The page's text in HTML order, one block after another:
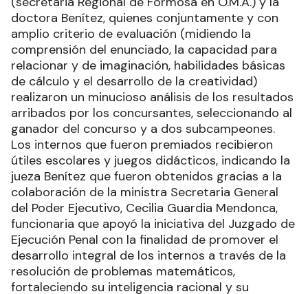
doctora Benítez, quienes conjuntamente y con
amplio criterio de evaluación (midiendo la
comprensión del enunciado, la capacidad para
relacionar y de imaginación, habilidades básicas
de cálculo y el desarrollo de la creatividad)
realizaron un minucioso análisis de los resultados
arribados por los concursantes, seleccionando al
ganador del concurso y a dos subcampeones.
Los internos que fueron premiados recibieron
útiles escolares y juegos didácticos, indicando la
jueza Benítez que fueron obtenidos gracias a la
colaboración de la ministra Secretaria General
del Poder Ejecutivo, Cecilia Guardia Mendonca,
funcionaria que apoyó la iniciativa del Juzgado de
Ejecución Penal con la finalidad de promover el
desarrollo integral de los internos a través de la
resolución de problemas matemáticos,
fortaleciendo su inteligencia racional y su